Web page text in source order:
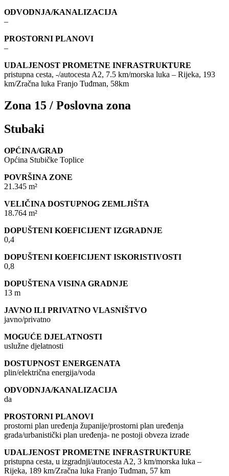
ODVODNJA/KANALIZACIJA
–
PROSTORNI PLANOVI
–
UDALJENOST PROMETNE INFRASTRUKTURE
pristupna cesta, -/autocesta A2, 7.5 km/morska luka – Rijeka, 193
km/Zračna luka Franjo Tuđman, 58km
Zona 15 / Poslovna zona
Stubaki
OPĆINA/GRAD
Općina Stubičke Toplice
POVRŠINA ZONE
21.345 m²
VELIČINA DOSTUPNOG ZEMLJIŠTA
18.764 m²
DOPUŠTENI KOEFICIJENT IZGRADNJE
0,4
DOPUŠTENI KOEFICIJENT ISKORISTIVOSTI
0,8
DOPUŠTENA VISINA GRADNJE
13 m
JAVNO ILI PRIVATNO VLASNIŠTVO
javno/privatno
MOGUĆE DJELATNOSTI
uslužne djelatnosti
DOSTUPNOST ENERGENATA
plin/električna energija/voda
ODVODNJA/KANALIZACIJA
da
PROSTORNI PLANOVI
prostorni plan uređenja županije/prostorni plan uređenja
grada/urbanistički plan uređenja- ne postoji obveza izrade
UDALJENOST PROMETNE INFRASTRUKTURE
pristupna cesta, u izgradnji/autocesta A2, 3 km/morska luka –
Rijeka, 189 km/Zračna luka Franjo Tuđman, 57 km